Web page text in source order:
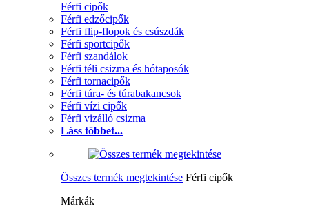
Férfi cipők
Férfi edzőcipők
Férfi flip-flopok és csúszdák
Férfi sportcipők
Férfi szandálok
Férfi téli csizma és hótaposók
Férfi tornacipők
Férfi túra- és túrabakancsok
Férfi vízi cipők
Férfi vizálló csizma
Láss többet...
Összes termék megtekintése Férfi cipők
Márkák